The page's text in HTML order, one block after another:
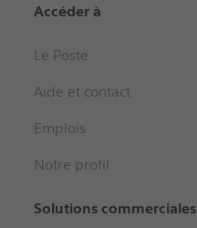
Accéder à
Le Poste
Aide et contact
Emplois
Notre profil
Solutions commerciales